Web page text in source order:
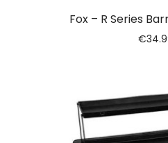
Fox – R Series
€